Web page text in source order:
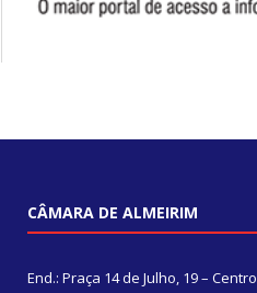
CÂMARA DE ALMEIRIM
End.: Praça 14 de Julho, 19 – Centro